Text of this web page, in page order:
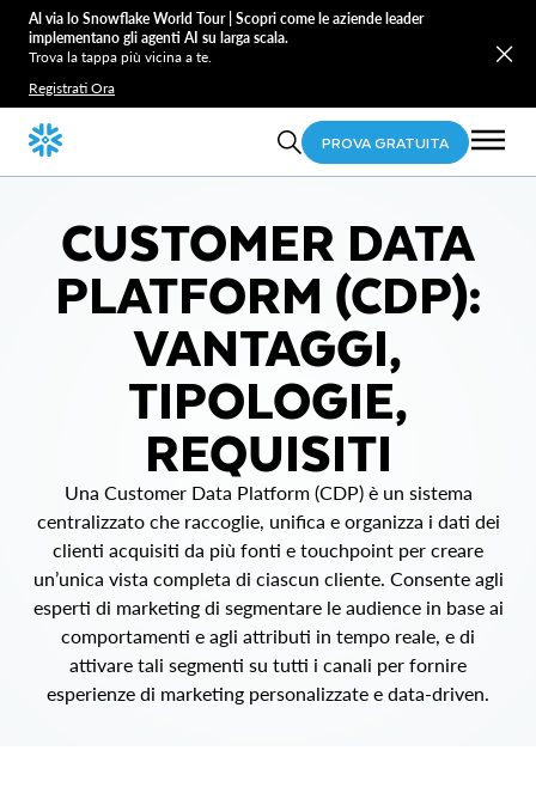
Al via lo Snowflake World Tour | Scopri come le aziende leader
implementano gli agenti AI su larga scala.
Trova la tappa più vicina a te.
Registrati Ora
PROVA GRATUITA
CUSTOMER DATA
PLATFORM (CDP):
VANTAGGI,
TIPOLOGIE,
REQUISITI
Una Customer Data Platform (CDP) è un sistema
centralizzato che raccoglie, unifica e organizza i dati dei
clienti acquisiti da più fonti e touchpoint per creare
un’unica vista completa di ciascun cliente. Consente agli
esperti di marketing di segmentare le audience in base ai
comportamenti e agli attributi in tempo reale, e di
attivare tali segmenti su tutti i canali per fornire
esperienze di marketing personalizzate e data‑driven.